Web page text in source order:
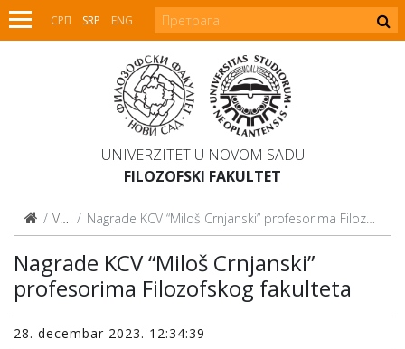
СРП SRP ENG
UNIVERZITET U NOVOM SADU
FILOZOFSKI FAKULTET
Vesti Nagrade KCV “Miloš Crnjanski” profesorima Filozofskog fakulteta
Nagrade KCV “Miloš Crnjanski”
profesorima Filozofskog fakulteta
28. decembar 2023. 12:34:39